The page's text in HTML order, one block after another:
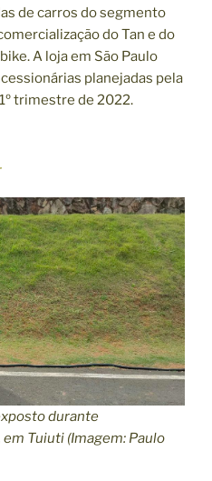
de carros do segmento
do Tan e do
A loja em São Paulo
planejadas pela
trimestre de 2022.
durante
Tuiuti (Imagem: Paulo